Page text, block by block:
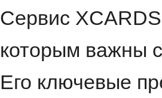
Сервис
которым важны
Его ключевые